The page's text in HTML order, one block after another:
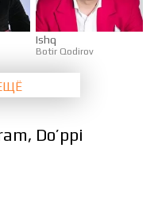
Ishq
Botir Qodirov
Do’ppi